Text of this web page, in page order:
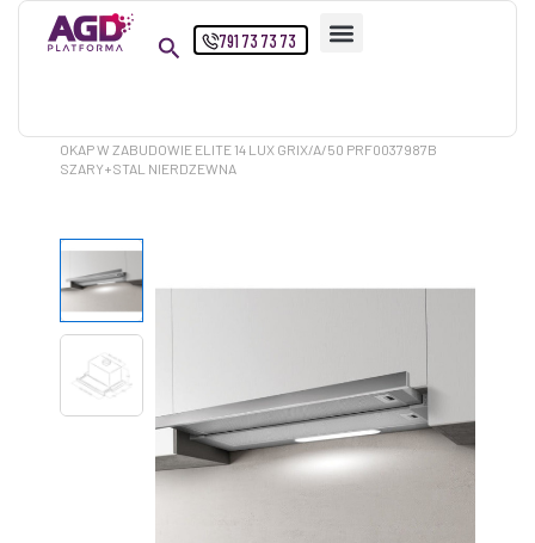
Przejdź
791 73 73 73
OKAP W ZABUDOWIE ELITE 14 LUX GRIX/A/50 PRF0037987B
SZARY+STAL NIERDZEWNA